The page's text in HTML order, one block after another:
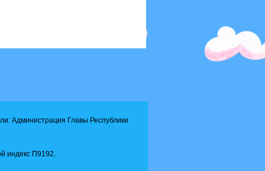
Администрация Главы Республики
индекс П9192.